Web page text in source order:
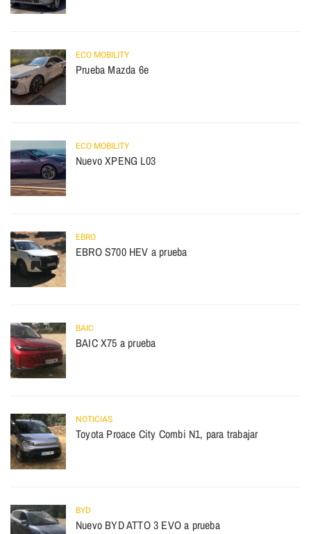
ECO MOBILITY
Prueba Mazda 6e
ECO MOBILITY
Nuevo XPENG L03
EBRO
EBRO S700 HEV a prueba
BAIC
BAIC X75 a prueba
NOTICIAS
Toyota Proace City Combi N1, para trabajar
BYD
Nuevo BYD ATTO 3 EVO a prueba